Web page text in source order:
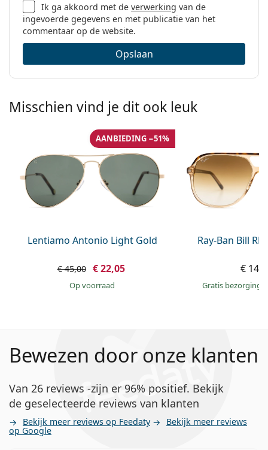
Ik ga akkoord met deverwerking van de
ingevoerde gegevens en met publicatie van het
commentaar op de website.
Opslaan
Misschien vind je dit ook leuk
Lentiamo Antonio Light Gold
AANBIEDING −51%
€ 45,00 € 22,05
op voorraad
Ray-Ban Bill
€
Gratis bezorging
Bewezen door onze klanten
Van 26 reviews -zijn er 96% positief. Bekijk
de geselecteerde reviews van klanten
Bekijk meer reviews op Feedaty Bekijk meer reviews
op Google